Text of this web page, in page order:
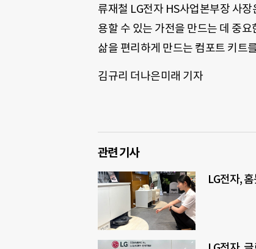
류재철 LG전자 HS사업본부장 사
용할 수 있는 가전을 만드는 데 중
삶을 편리하게 만드는 컴포트 키트
김규리 더나은미래 기자
관련 기사
LG전자,